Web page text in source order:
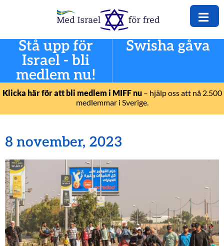
Stå upp för
Israel - bli
medlem nu!
Swisha gåva
Klicka här för att bli medlem i MIFF nu– hjälp oss att nå 2.500
medlemmar i Sverige.
8 november, 2023